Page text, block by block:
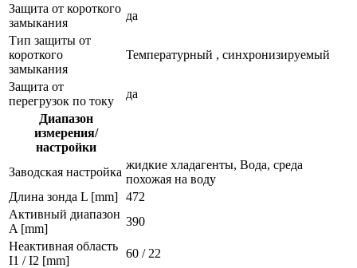
Защита от короткого
замыкания
да
Тип защиты от
короткого
замыкания
Температурный , синхронизируемый
Защита от
перегрузок по току
да
Диапазон
измерения/
настройки
Заводская настройка
жидкие хладагенты, Вода, среда
похожая на воду
Длина зонда L [mm] 472
Активный диапазон
A [mm]
390
Неактивная область
I1 / I2 [mm]
60 / 22